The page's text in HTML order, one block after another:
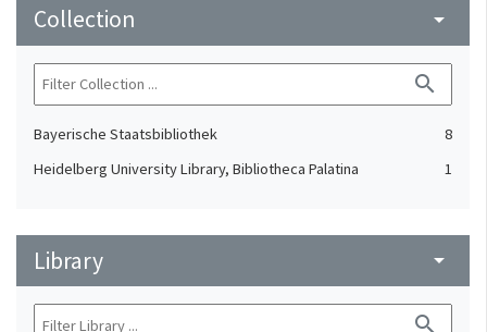
Collection arrow_drop_down
search
Bayerische Staatsbibliothek
8
Heidelberg University Library, Bibliotheca Palatina
1
Library arrow_drop_down
search